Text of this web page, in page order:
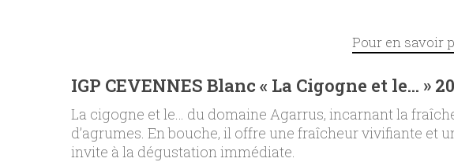
Pour en savoir
IGP CEVENNES Blanc « La Cigogne et le… »
La cigogne et le… du domaine Agarrus, incarnant la
d’agrumes. En bouche, il offre une fraîcheur vivifiante
invite à la dégustation immédiate.